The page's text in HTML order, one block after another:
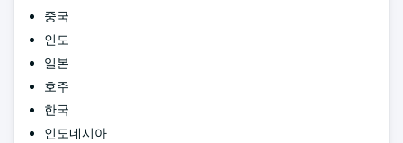
중국
인도
일본
호주
한국
인도네시아